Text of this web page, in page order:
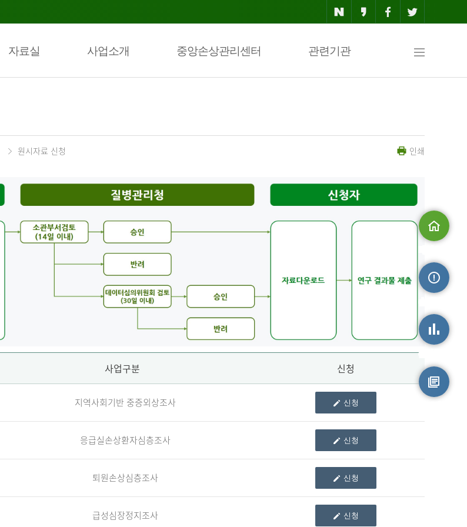
자료실 사업소개 중앙손상관리센터 관련기관
맵
원시자료 신청 인쇄
사업구분 신청
지역사회기반 중증외상조사 신청
응급실손상환자심층조사 신청
퇴원손상심층조사 신청
급성심장정지조사 신청